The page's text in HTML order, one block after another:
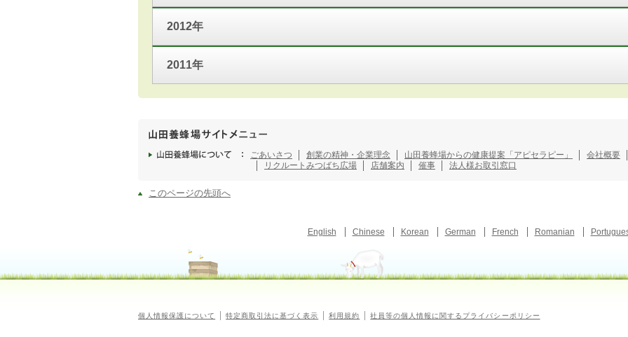
2012年
2011年
ごあいさつ 創業の精神・企業理念 山田養蜂場からの健康提案「アピセラピー」 会社概要
リクルート みつばち広場 店舗案内 催事 法人様お取引窓口
このページの先頭へ
English Chinese Korean German French Romanian
個人情報保護について 特定商取引法に基づく表示 利用規約 社員等の個人情報に関するプライバシーポリシー